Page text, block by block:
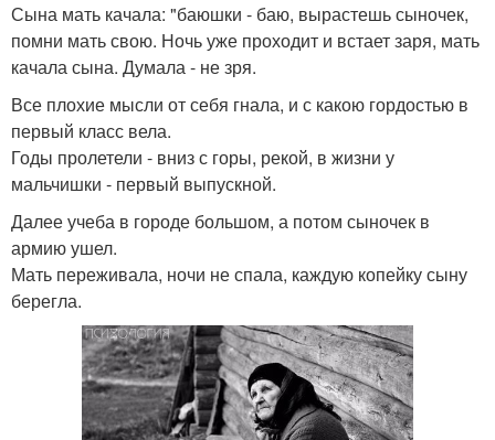
Сына мать качала: "баюшки - баю, вырастешь сыночек,
помни мать свою. Ночь уже проходит и встает заря, мать
качала сына. Думала - не зря.
Все плохие мысли от себя гнала, и с какою гордостью в
первый класс вела.
Годы пролетели - вниз с горы, рекой, в жизни у
мальчишки - первый выпускной.
Далее учеба в городе большом, а потом сыночек в
армию ушел.
Мать переживала, ночи не спала, каждую копейку сыну
берегла.